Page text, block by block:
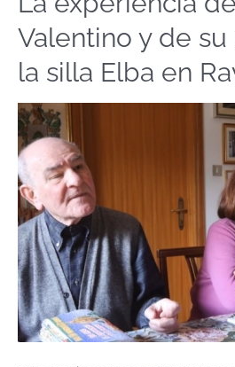
Valentino y de
la silla Elba en
experiencia
del
Valentino
de
su
mujer
con
la
silla
Elba
en
Ravenna